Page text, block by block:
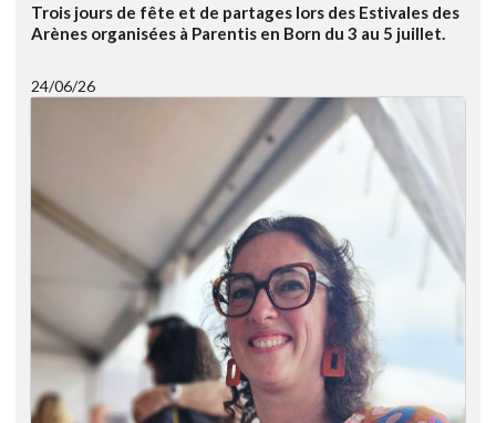
Trois jours de fête et de partages lors des Estivales des
Arènes organisées à Parentis en Born du 3 au 5 juillet.
24/06/26